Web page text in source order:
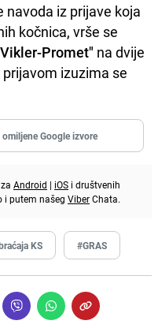
navoda iz prijave koja
kočnica, vrše se
Promet" na dvije
izuzima se
Google izvore
Android | iOS i društvenih
i putem našeg ViberChata.
KS #GRAS